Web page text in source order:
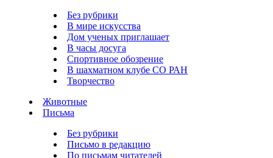
Без рубрики
В мире искусства
Дом ученых приглашает
В часы досуга
Спортивное обозрение
В шахматном клубе СО РАН
Творчество
Животные
Письма
Без рубрики
Письмо в редакцию
По письмам читателей